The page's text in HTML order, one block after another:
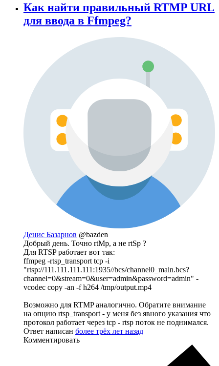
Как найти правильный RTMP URL
для ввода в Ffmpeg?
Денис Базарнов @bazden
Добрый день. Точно rtMp, а не rtSp ?
Для RTSP работает вот так:
ffmpeg -rtsp_transport tcp -i
"rtsp://111.111.111.111:1935//bcs/channel0_main.bcs?
channel=0&stream=0&user=admin&password=admin" -
vcodec copy -an -f h264 /tmp/output.mp4
Возможно для RTMP аналогично. Обратите внимание
на опцию rtsp_transport - у меня без явного указания что
протокол работает через tcp - rtsp поток не поднимался.
Ответ написан более трёх лет назад
Комментировать